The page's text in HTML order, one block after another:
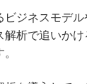
ビジネスモデ
析で追いか